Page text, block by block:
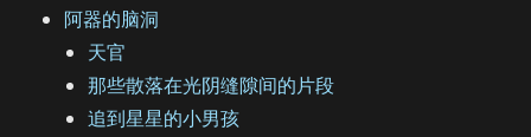
阿器的脑洞
天官
那些散落在光阴缝隙间的片段
追到星星的小男孩